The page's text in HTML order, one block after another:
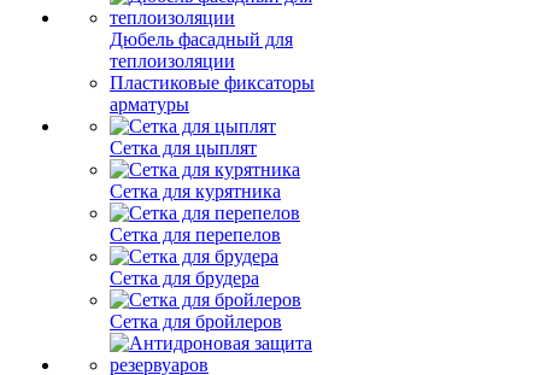
Дюбель фасадный для
теплоизоляции
Пластиковые фиксаторы
арматуры
Сетка для цыплят
Сетка для курятника
Сетка для перепелов
Сетка для брудера
Сетка для бройлеров